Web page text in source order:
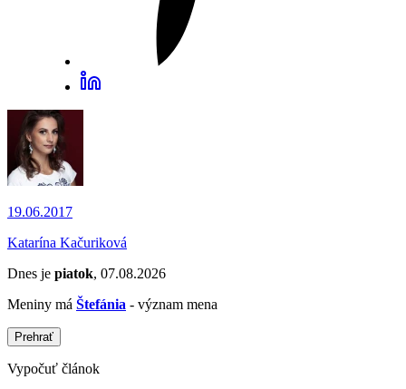
19.06.2017
Katarína Kačuriková
Dnes je piatok, 07.08.2026
Meniny má Štefánia - význam mena
Prehrať
Vypočuť článok